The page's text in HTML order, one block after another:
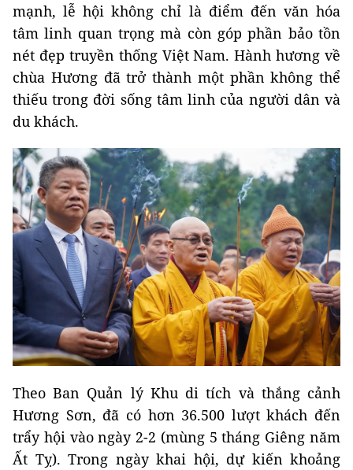
mạnh, lễ hội không chỉ là điểm đến văn hóa
tâm linh quan trọng mà còn góp phần bảo tồn
nét đẹp truyền thống Việt Nam. Hành hương về
chùa Hương đã trở thành một phần không thể
thiếu trong đời sống tâm linh của người dân và
du khách.
Theo Ban Quản lý Khu di tích và thắng cảnh
Hương Sơn, đã có hơn 36.500 lượt khách đến
trẩy hội vào ngày 2-2 (mùng 5 tháng Giêng năm
Ất Tỵ). Trong ngày khai hội, dự kiến khoảng